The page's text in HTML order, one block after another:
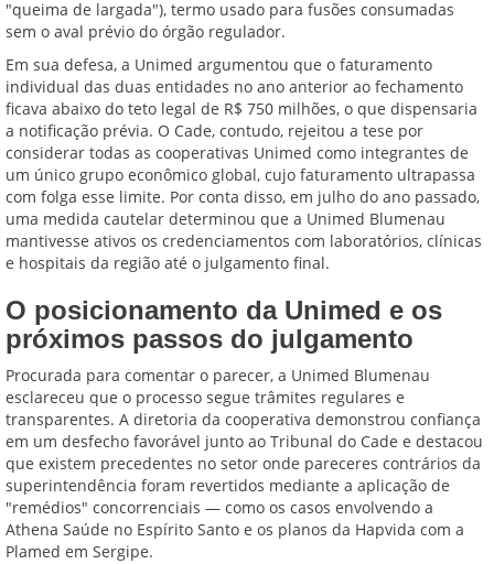
"queima de largada"), termo usado para fusões consumadas
sem o aval prévio do órgão regulador.
Em sua defesa, a Unimed argumentou que o faturamento
individual das duas entidades no ano anterior ao fechamento
ficava abaixo do teto legal de R$ 750 milhões, o que dispensaria
a notificação prévia. O Cade, contudo, rejeitou a tese por
considerar todas as cooperativas Unimed como integrantes de
um único grupo econômico global, cujo faturamento ultrapassa
com folga esse limite. Por conta disso, em julho do ano passado,
uma medida cautelar determinou que a Unimed Blumenau
mantivesse ativos os credenciamentos com laboratórios, clínicas
e hospitais da região até o julgamento final.
O posicionamento da Unimed e os
próximos passos do julgamento
Procurada para comentar o parecer, a Unimed Blumenau
esclareceu que o processo segue trâmites regulares e
transparentes. A diretoria da cooperativa demonstrou confiança
em um desfecho favorável junto ao Tribunal do Cade e destacou
que existem precedentes no setor onde pareceres contrários da
superintendência foram revertidos mediante a aplicação de
"remédios" concorrenciais — como os casos envolvendo a
Athena Saúde no Espírito Santo e os planos da Hapvida com a
Plamed em Sergipe.